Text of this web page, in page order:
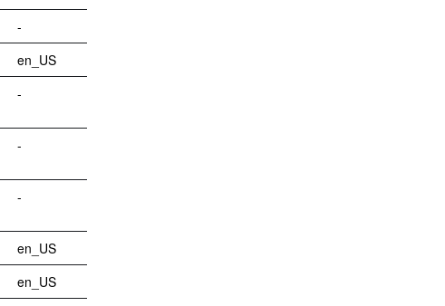
-
en_US
-
-
-
en_US
en_US